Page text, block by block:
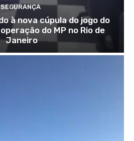
SEGURANÇA
à nova cúpula do jogo do
do MP no Rio de
Janeiro